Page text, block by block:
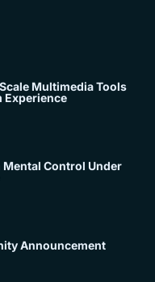
Multimedia Tools
Experience
Mental Control Under
Announcement